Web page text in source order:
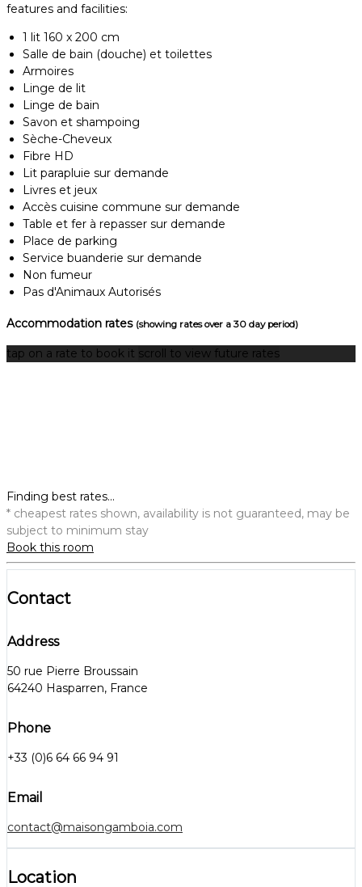
features and facilities:
1 lit 160 x 200 cm
Salle de bain (douche) et toilettes
Armoires
Linge de lit
Linge de bain
Savon et shampoing
Sèche-Cheveux
Fibre HD
Lit parapluie sur demande
Livres et jeux
Accès cuisine commune sur demande
Table et fer à repasser sur demande
Place de parking
Service buanderie sur demande
Non fumeur
Pas d'Animaux Autorisés
Accommodation rates (showing rates over a 30 day period)
tap on a rate to book it scroll to view future rates
Finding best rates...
* cheapest rates shown, availability is not guaranteed, may be
subject to minimum stay
Book this room
Contact
Address
50 rue Pierre Broussain
64240 Hasparren, France
Phone
+33 (0)6 64 66 94 91
Email
contact@maisongamboia.com
Location